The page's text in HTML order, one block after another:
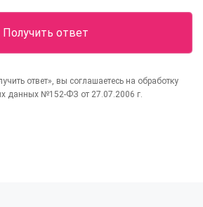
ответ», вы соглашаетесь на обработку
данных №152-ФЗ от 27.07.2006 г.